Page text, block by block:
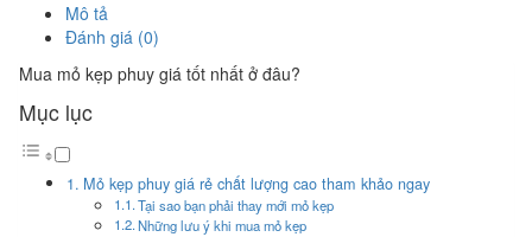
Mô tả
Đánh giá (0)
Mua mỏ kẹp phuy giá tốt nhất ở đâu?
Mục lục
Mỏ kẹp phuy giá rẻ chất lượng cao tham khảo ngay
Tại sao bạn phải thay mới mỏ kẹp
Những lưu ý khi mua mỏ kẹp